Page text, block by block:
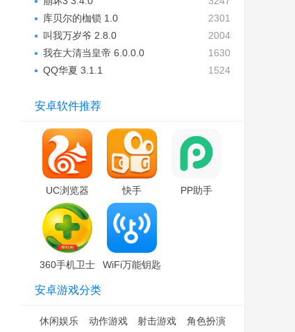
2301
库贝尔的枷锁 1.0
2004
叫我万岁爷 2.8.0
1630
我在大清当皇帝 6.0.0.0
1524
QQ华夏 3.1.1
安卓软件推荐
UC浏览器 快手 PP助手
360手机卫士 WiFi万能钥匙
安卓游戏分类
休闲娱乐 动作游戏 射击游戏
角色扮演